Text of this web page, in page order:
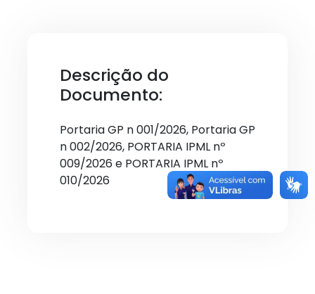
Descrição do
Documento:
Portaria GP n 001/2026, Portaria GP
n 002/2026, PORTARIA IPML nº
009/2026 e PORTARIA IPML nº
010/2026